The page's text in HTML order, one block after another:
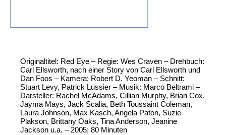
Originaltitel: Red Eye – Regie: Wes Craven – Drehbuch:
Carl Ellsworth, nach einer Story von Carl Ellsworth und
Dan Foos – Kamera: Robert D. Yeoman – Schnitt:
Stuart Levy, Patrick Lussier – Musik: Marco Beltrami –
Darsteller: Rachel McAdams, Cillian Murphy, Brian Cox,
Jayma Mays, Jack Scalia, Beth Toussaint Coleman,
Laura Johnson, Max Kasch, Angela Paton, Suzie
Plakson, Brittany Oaks, Tina Anderson, Jeanine
Jackson u.a. – 2005; 80 Minuten